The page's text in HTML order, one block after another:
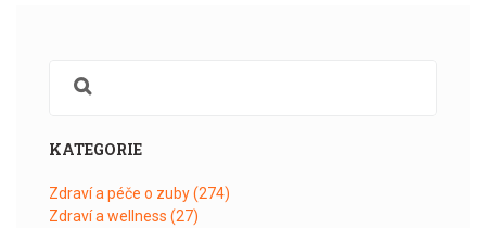
KATEGORIE
Zdraví a péče o zuby(274)
Zdraví a wellness (27)